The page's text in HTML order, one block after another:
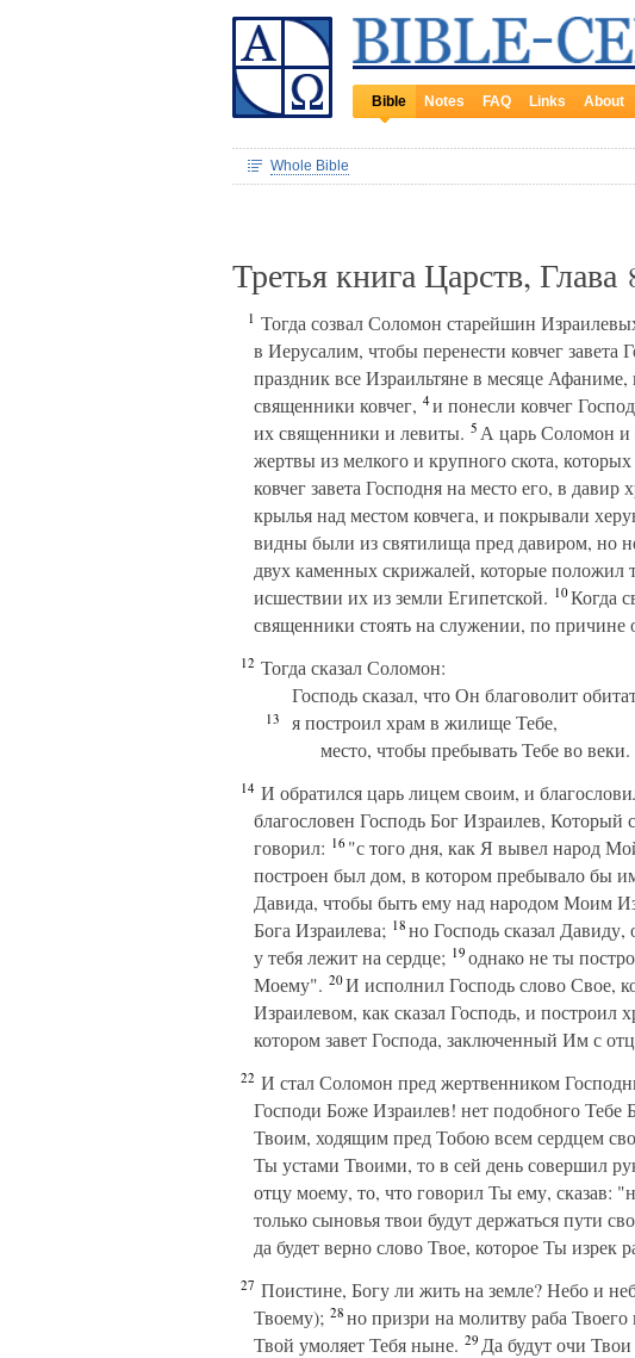
Bible Notes FAQ Links About
Whole Bible
Третья книга Царств, Глава
1 Тогда созвал Соломон старейшин
в Иерусалим, чтобы перенести ковчег завета
праздник все Израильтяне в месяце Афаниме,
священники ковчег, 4и понесли ковчег
их священники и левиты. 5А царь Соломон и
жертвы из мелкого и крупного скота,
ковчег завета Господня на место его, в
крылья над местом ковчега, и покрывали
видны были из святилища пред давиром, но
двух каменных скрижалей, которые положил
исшествии их из земли Египетской. 10Когда
священники стоять на служении, по причине
12 Тогда сказал Соломон:
Господь сказал, что Он благоволит
13
я построил храм в жилище Тебе,
место, чтобы пребывать Тебе во веки.
14 И обратился царь лицем своим, и
благословен Господь Бог Израилев,
говорил: 16"с того дня, как Я вывел народ
построен был дом, в котором пребывало бы
Давида, чтобы быть ему над народом Моим
Бога Израилева; 18но Господь сказал Давиду,
у тебя лежит на сердце; 19однако не ты
Моему". 20И исполнил Господь слово Свое,
Израилевом, как сказал Господь, и построил
котором завет Господа, заключенный Им с
22 И стал Соломон пред жертвенником
Господи Боже Израилев! нет подобного Тебе
Твоим, ходящим пред Тобою всем сердцем
Ты устами Твоими, то в сей день совершил
отцу моему, то, что говорил Ты ему, сказав:
только сыновья твои будут держаться пути
да будет верно слово Твое, которое Ты
27 Поистине, Богу ли жить на земле? Небо и
Твоему); 28но призри на молитву раба
Твой умоляет Тебя ныне. 29Да будут очи Твои